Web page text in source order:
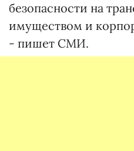
безопасности на
имуществом и
- пишет СМИ.